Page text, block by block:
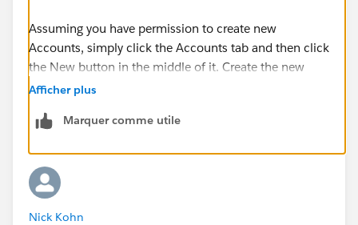
Assuming you have permission to create new
Accounts, simply click the Accounts tab and then click
the New button in the middle of it. Create the new
Account BEFORE creating the Contact.
If you have it enabled, you may see a Create New
create a new Account as well.
Afficher plus
Marquer comme utile
Nick Kohn